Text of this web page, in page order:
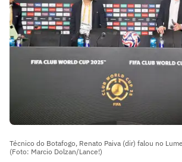
Técnico do Botafogo, Renato Paiva (dir) falou no
(Foto: Marcio Dolzan/Lance!)